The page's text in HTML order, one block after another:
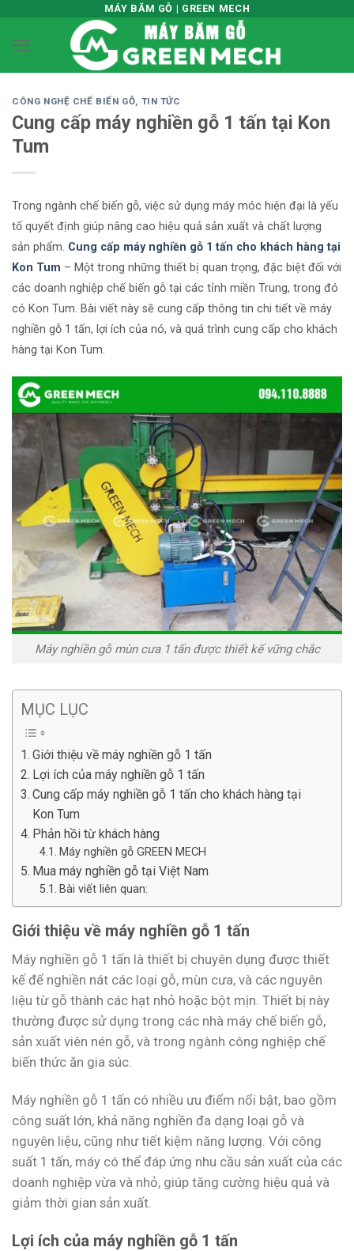
content
MÁY BĂM GỖ | GREEN MECH
CÔNG NGHỆ CHẾ BIẾN GỖ, TIN TỨC
Cung cấp máy nghiền gỗ 1 tấn tại Kon
Tum
Trong ngành chế biến gỗ, việc sử dụng máy móc hiện đại là yếu
tố quyết định giúp nâng cao hiệu quả sản xuất và chất lượng
sản phẩm. Cung cấp máy nghiền gỗ 1 tấn cho khách hàng tại
Kon Tum – Một trong những thiết bị quan trọng, đặc biệt đối với
các doanh nghiệp chế biến gỗ tại các tỉnh miền Trung, trong đó
có Kon Tum. Bài viết này sẽ cung cấp thông tin chi tiết về máy
nghiền gỗ 1 tấn, lợi ích của nó, và quá trình cung cấp cho khách
hàng tại Kon Tum.
Máy nghiền gỗ mùn cưa 1 tấn được thiết kế vững chắc
MỤC LỤC
Giới thiệu về máy nghiền gỗ 1 tấn
Lợi ích của máy nghiền gỗ 1 tấn
Cung cấp máy nghiền gỗ 1 tấn cho khách hàng tại
Kon Tum
Phản hồi từ khách hàng
Máy nghiền gỗ GREEN MECH
Mua máy nghiền gỗ tại Việt Nam
Bài viết liên quan:
Giới thiệu về máy nghiền gỗ 1 tấn
Máy nghiền gỗ 1 tấn là thiết bị chuyên dụng được thiết
kế để nghiền nát các loại gỗ, mùn cưa, và các nguyên
liệu từ gỗ thành các hạt nhỏ hoặc bột mịn. Thiết bị này
thường được sử dụng trong các nhà máy chế biến gỗ,
sản xuất viên nén gỗ, và trong ngành công nghiệp chế
biến thức ăn gia súc.
Máy nghiền gỗ 1 tấn có nhiều ưu điểm nổi bật, bao gồm
công suất lớn, khả năng nghiền đa dạng loại gỗ và
nguyên liệu, cũng như tiết kiệm năng lượng. Với công
suất 1 tấn, máy có thể đáp ứng nhu cầu sản xuất của các
doanh nghiệp vừa và nhỏ, giúp tăng cường hiệu quả và
giảm thời gian sản xuất.
Lợi ích của máy nghiền gỗ 1 tấn